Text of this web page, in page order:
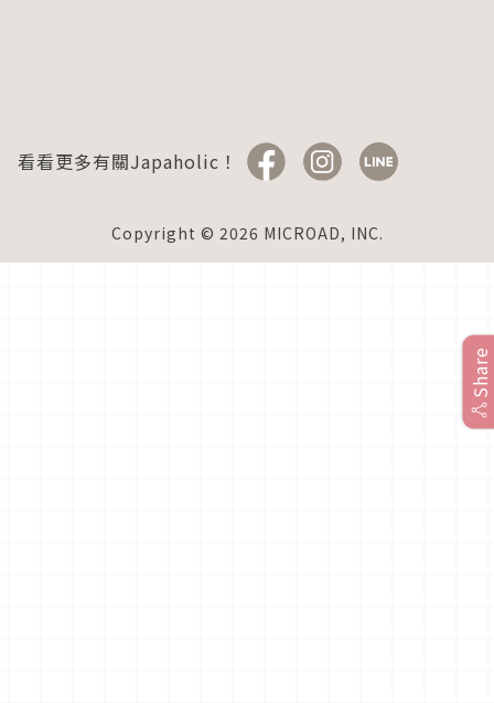
Share
看看更多有關Japaholic！
Copyright © 2026 MICROAD, INC.